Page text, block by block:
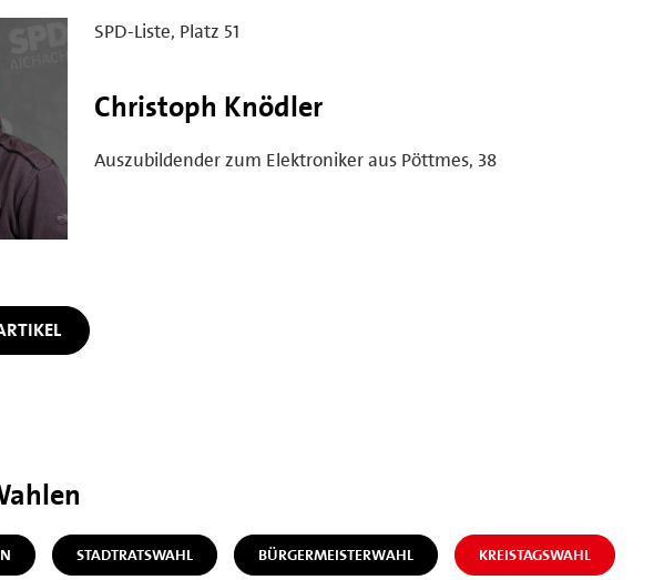
SPD-Liste, Platz 51
Christoph Knödler
Auszubildender zum Elektroniker aus Pöttmes, 38
STADTRATSWAHL BÜRGERMEISTERWAHL KREISTAGSWAHL